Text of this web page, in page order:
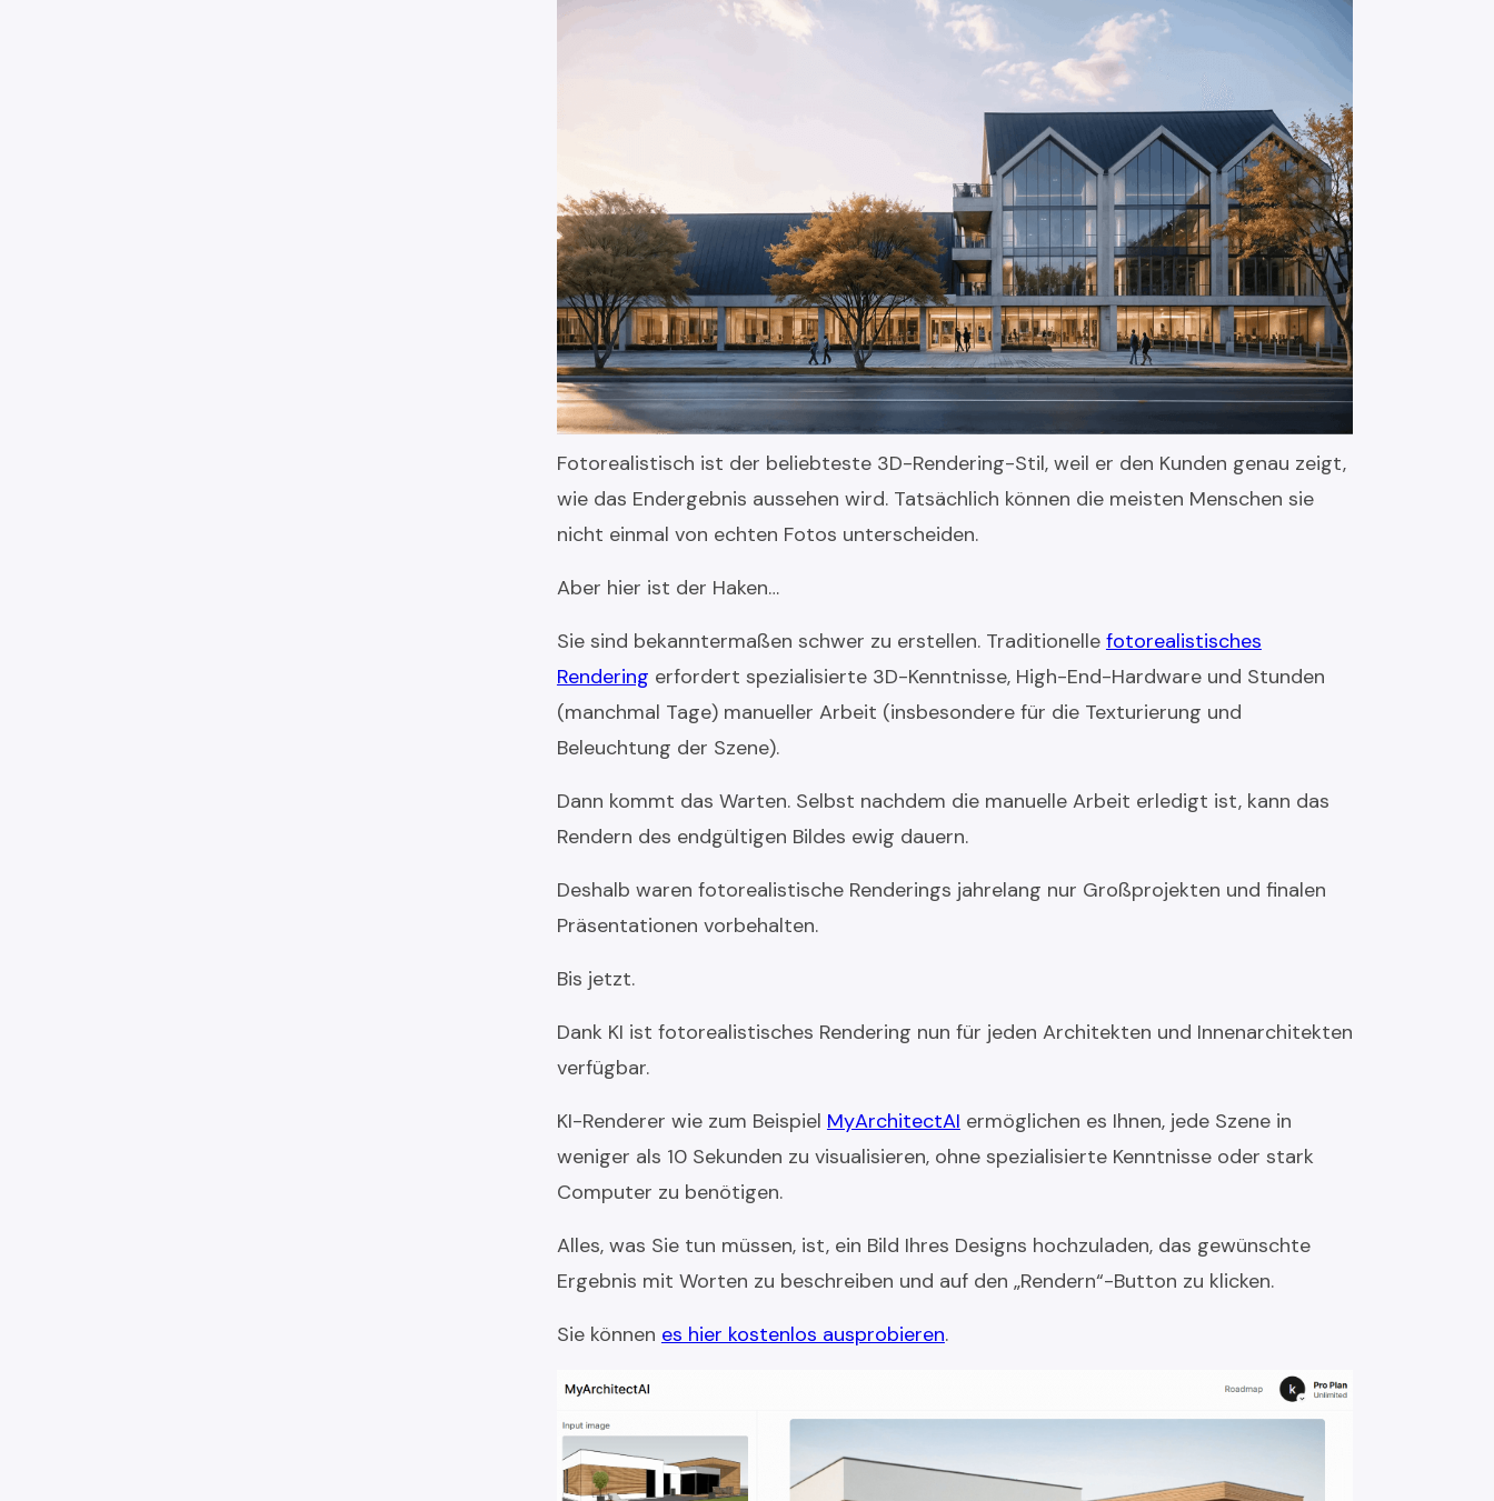
Fotorealistisch ist der beliebteste 3D-Rendering-Stil, weil er den Kunden genau zeigt,
wie das Endergebnis aussehen wird. Tatsächlich können die meisten Menschen sie
nicht einmal von echten Fotos unterscheiden.
Aber hier ist der Haken…
Sie sind bekanntermaßen schwer zu erstellen. Traditionelle fotorealistisches
Rendering erfordert spezialisierte 3D-Kenntnisse, High-End-Hardware und Stunden
(manchmal Tage) manueller Arbeit (insbesondere für die Texturierung und
Beleuchtung der Szene).
Dann kommt das Warten. Selbst nachdem die manuelle Arbeit erledigt ist, kann das
Rendern des endgültigen Bildes ewig dauern.
Deshalb waren fotorealistische Renderings jahrelang nur Großprojekten und finalen
Präsentationen vorbehalten.
Bis jetzt.
Dank KI ist fotorealistisches Rendering nun für jeden Architekten und Innenarchitekten
verfügbar.
KI-Renderer wie zum Beispiel MyArchitectAI ermöglichen es Ihnen, jede Szene in
weniger als 10 Sekunden zu visualisieren, ohne spezialisierte Kenntnisse oder stark
Computer zu benötigen.
Alles, was Sie tun müssen, ist, ein Bild Ihres Designs hochzuladen, das gewünschte
Ergebnis mit Worten zu beschreiben und auf den „Rendern“-Button zu klicken.
Sie können es hier kostenlos ausprobieren.